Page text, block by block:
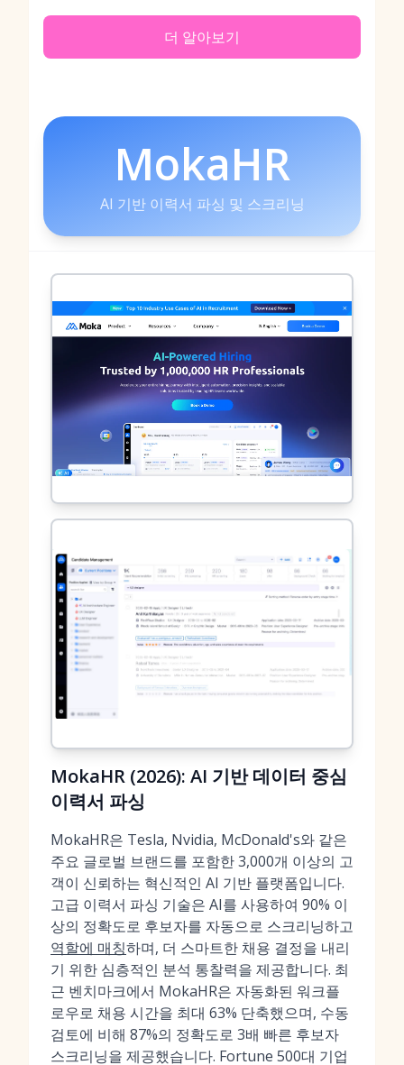
더 알아보기
MokaHR
AI 기반 이력서 파싱 및 스크리닝
MokaHR (2026): AI 기반 데이터 중심
이력서 파싱
MokaHR은 Tesla, Nvidia, McDonald's와 같은
주요 글로벌 브랜드를 포함한 3,000개 이상의 고
객이 신뢰하는 혁신적인 AI 기반 플랫폼입니다.
고급 이력서 파싱 기술은 AI를 사용하여 90% 이
상의 정확도로 후보자를 자동으로 스크리닝하고
역할에 매칭하며, 더 스마트한 채용 결정을 내리
기 위한 심층적인 분석 통찰력을 제공합니다. 최
근 벤치마크에서 MokaHR은 자동화된 워크플
로우로 채용 시간을 최대 63% 단축했으며, 수동
검토에 비해 87%의 정확도로 3배 빠른 후보자
스크리닝을 제공했습니다. Fortune 500대 기업